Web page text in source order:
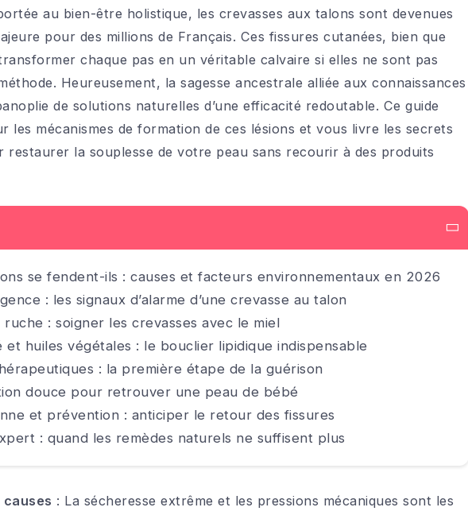
au bien-être holistique, les crevasses aux talons sont devenues
pour des millions de Français. Ces fissures cutanées, bien que
chaque pas en un véritable calvaire si elles ne sont pas
Heureusement, la sagesse ancestrale alliée aux connaissances
de solutions naturelles d’une efficacité redoutable. Ce guide
les mécanismes de formation de ces lésions et vous livre les secrets
restaurer la souplesse de votre peau sans recourir à des produits
se fendent-ils : causes et facteurs environnementaux en 2026
: les signaux d’alarme d’une crevasse au talon
ruche : soigner les crevasses avec le miel
et huiles végétales : le bouclier lipidique indispensable
: la première étape de la guérison
douce pour retrouver une peau de bébé
et prévention : anticiper le retour des fissures
: quand les remèdes naturels ne suffisent plus
causes : La sécheresse extrême et les pressions mécaniques sont les